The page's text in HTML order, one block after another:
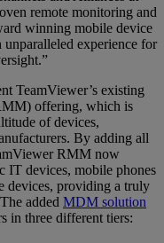
remote monitoring and
winning mobile device
unparalleled experience for
TeamViewer’s existing
offering, which is
of devices,
By adding all
RMM now
IT devices, mobile phones
devices, providing a truly
added MDM solution
in three different tiers: